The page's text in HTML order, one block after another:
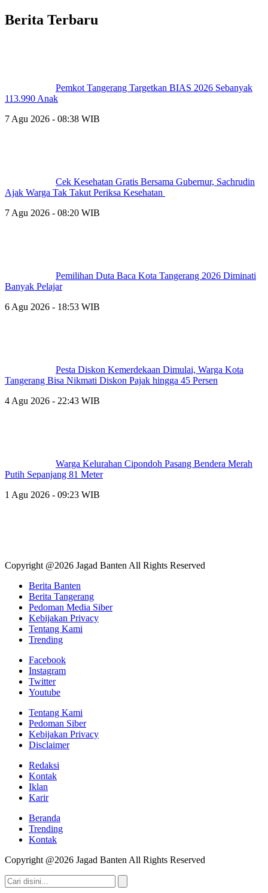
Berita Terbaru
Pemkot Tangerang Targetkan BIAS 2026 Sebanyak
113.990 Anak
7 Agu 2026 - 08:38 WIB
Cek Kesehatan Gratis Bersama Gubernur, Sachrudin
Ajak Warga Tak Takut Periksa Kesehatan
7 Agu 2026 - 08:20 WIB
Pemilihan Duta Baca Kota Tangerang 2026 Diminati
Banyak Pelajar
6 Agu 2026 - 18:53 WIB
Pesta Diskon Kemerdekaan Dimulai, Warga Kota
Tangerang Bisa Nikmati Diskon Pajak hingga 45 Persen
4 Agu 2026 - 22:43 WIB
Warga Kelurahan Cipondoh Pasang Bendera Merah
Putih Sepanjang 81 Meter
1 Agu 2026 - 09:23 WIB
Copyright @2026 Jagad Banten All Rights Reserved
Berita Banten
Berita Tangerang
Pedoman Media Siber
Kebijakan Privacy
Tentang Kami
Trending
Facebook
Instagram
Twitter
Youtube
Tentang Kami
Pedoman Siber
Kebijakan Privacy
Disclaimer
Redaksi
Kontak
Iklan
Karir
Beranda
Trending
Kontak
Copyright @2026 Jagad Banten All Rights Reserved